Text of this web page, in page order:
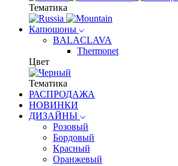
Тематика
Капюшоны
BALACLAVA
Thermonet
Цвет
Тематика
РАСПРОДАЖА
НОВИНКИ
ДИЗАЙНЫ
Розовый
Бордовый
Красный
Оранжевый